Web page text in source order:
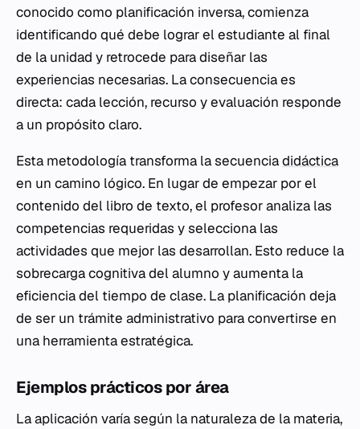
conocido como planificación inversa, comienza
identificando qué debe lograr el estudiante al final
de la unidad y retrocede para diseñar las
experiencias necesarias. La consecuencia es
directa: cada lección, recurso y evaluación responde
a un propósito claro.
Esta metodología transforma la secuenciadidáctica
en un camino lógico. En lugar de empezar por el
contenido del libro de texto, el profesor analiza las
competencias requeridas y selecciona las
actividades que mejor las desarrollan. Esto reduce la
sobrecarga cognitiva del alumno y aumenta la
eficiencia del tiempo de clase. La planificación deja
de ser un trámite administrativo para convertirse en
una herramienta estratégica.
Ejemplos prácticos por área
La aplicación varía según la naturaleza de la materia,